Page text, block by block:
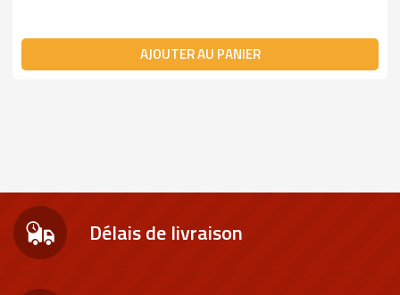
AJOUTER AU PANIER
Délais de livraison